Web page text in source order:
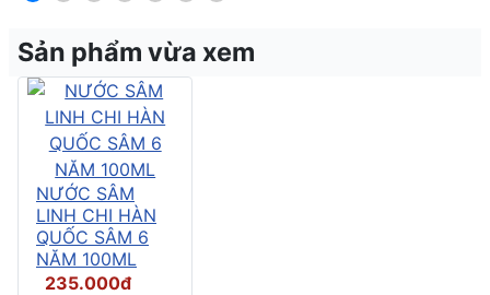
Sản phẩm vừa xem
NƯỚC SÂM
LINH CHI HÀN
QUỐC SÂM 6
NĂM 100ML
235.000đ